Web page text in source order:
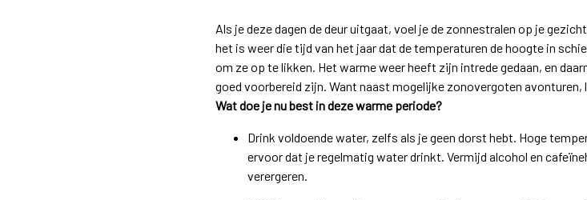
Als je deze dagen de deur uitgaat, voel je de zonnestralen op je
het is weer die tijd van het jaar dat de temperaturen de hoogte in
om ze op te likken. Het warme weer heeft zijn intrede gedaan, en
goed voorbereid zijn. Want naast mogelijke zonovergoten
Wat doe je nu best in deze warme periode?
Drink voldoende water, zelfs als je geen dorst hebt. Hoge
ervoor dat je regelmatig water drinkt. Vermijd alcohol en
verergeren.